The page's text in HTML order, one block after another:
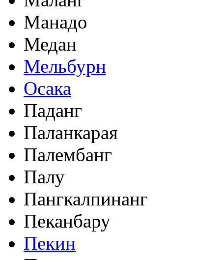
Манадо
Медан
Мельбурн
Осака
Паданг
Паланкарая
Палембанг
Палу
Пангкалпинанг
Пеканбару
Пекин